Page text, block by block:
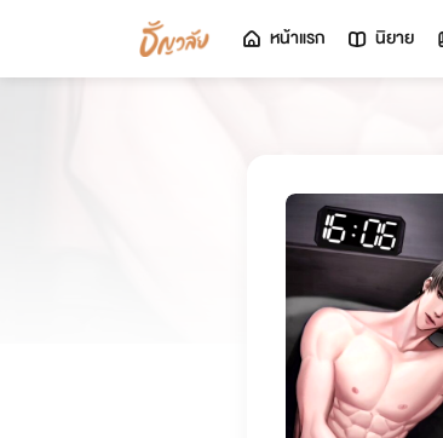
หน้าแรก นิยาย